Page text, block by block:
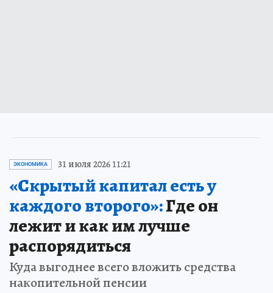
ЭКОНОМИКА 31 июля 2026 11:21
«Скрытый капитал есть у
каждого второго»:Где он
лежит и как им лучше
распорядиться
Куда выгоднее всего вложить средства
накопительной пенсии